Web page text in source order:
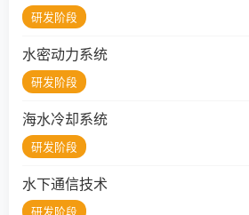
研发阶段
水密动力系统
研发阶段
海水冷却系统
研发阶段
水下通信技术
研发阶段